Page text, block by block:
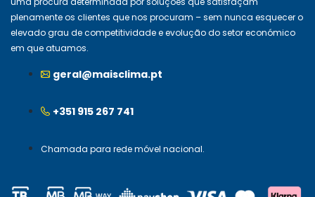
plenamente os clientes que nos procuram – sem nunca esquecer o
elevado grau de competitividade e evolução do setor económico
em que atuamos.
geral@maisclima.pt
+351 915 267 741
Chamada para rede móvel nacional.